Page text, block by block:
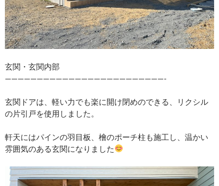
玄関・玄関内部
—————————————————————————-
玄関ドアは、軽い力でも楽に開け閉めのできる、リクシル
の片引戸を使用しました。
軒天にはパインの羽目板、檜のポーチ柱も施工し、温かい
雰囲気のある玄関になりました